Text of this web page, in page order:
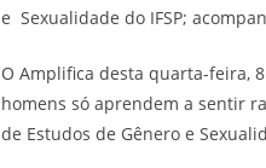
e Sexualidade do IFSP;
O Amplifica desta quarta-feira,
homens só aprendem a sentir
de Estudos de Gênero e